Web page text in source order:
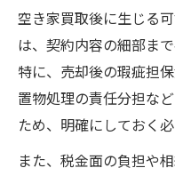
空き家買取後に生じる
は、契約内容の細部ま
特に、売却後の瑕疵担
置物処理の責任分担な
ため、明確にしておく必
また、税金面の負担や